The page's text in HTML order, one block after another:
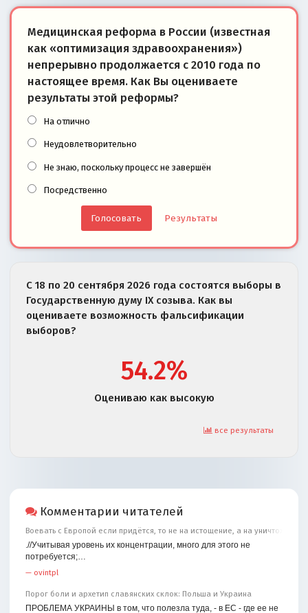
Медицинская реформа в России (известная
как «оптимизация здравоохранения»)
непрерывно продолжается с 2010 года по
настоящее время. Как Вы оцениваете
результаты этой реформы?
На отлично
Неудовлетворительно
Не знаю, поскольку процесс не завершён
Посредственно
Результаты
С 18 по 20 сентября 2026 года состоятся выборы в
Государственную думу IX созыва. Как вы
оцениваете возможность фальсификации
выборов?
54.2%
Оцениваю как высокую
все результаты
Комментарии читателей
Воевать с Европой если придётся, то не на истощение, а на уничтожение
.//Учитывая уровень их концентрации, много для этого не
потребуется;…
— ovintpl
Порог боли и архетип славянских склок: Польша и Украина
ПРОБЛЕМА УКРАИНЫ в том, что полезла туда, - в ЕС - где ее не